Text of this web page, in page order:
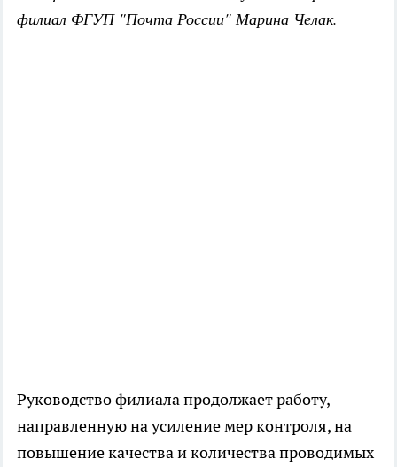
филиал ФГУП "Почта России" Марина Челак.
Руководство филиала продолжает работу,
направленную на усиление мер контроля, на
повышение качества и количества проводимых